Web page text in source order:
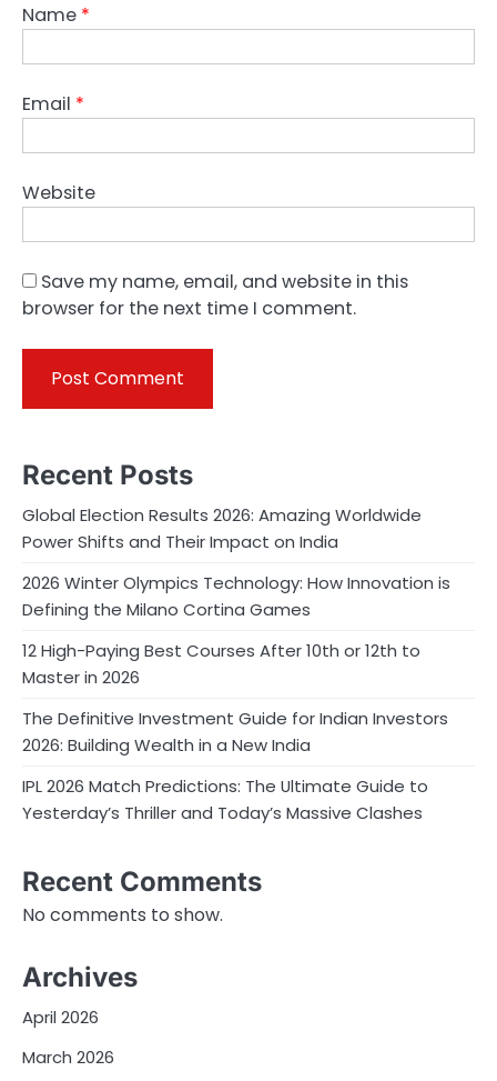
Name *
Email *
Website
Save my name, email, and website in this
browser for the next time I comment.
Recent Posts
Global Election Results 2026: Amazing Worldwide
Power Shifts and Their Impact on India
2026 Winter Olympics Technology: How Innovation is
Defining the Milano Cortina Games
12 High-Paying Best Courses After 10th or 12th to
Master in 2026
The Definitive Investment Guide for Indian Investors
2026: Building Wealth in a New India
IPL 2026 Match Predictions: The Ultimate Guide to
Yesterday’s Thriller and Today’s Massive Clashes
Recent Comments
No comments to show.
Archives
April 2026
March 2026